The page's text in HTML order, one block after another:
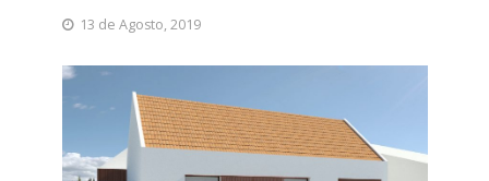
13 de Agosto, 2019